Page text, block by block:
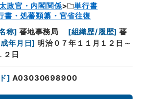
太政官・内閣関係
単行書
書・処蕃類纂・官省往復
称] 蕃地事務局 [組織歴/履歴] 蕃
年月日] 明治０７年１１月１２日～
２日
] A03030698900